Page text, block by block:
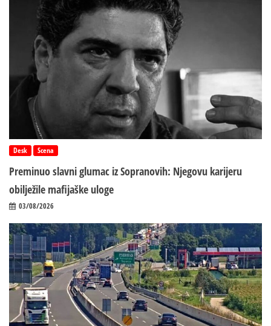
Desk Scena
Preminuo slavni glumac iz Sopranovih: Njegovu karijeru
obilježile mafijaške uloge
03/08/2026